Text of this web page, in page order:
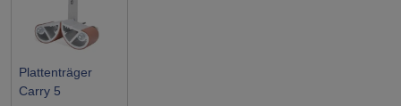
Plattenträger
Carry 5